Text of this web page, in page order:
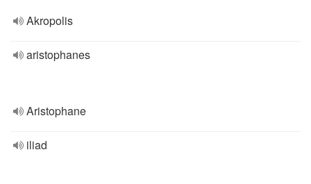
Akropolis
aristophanes
Aristophane
iliad